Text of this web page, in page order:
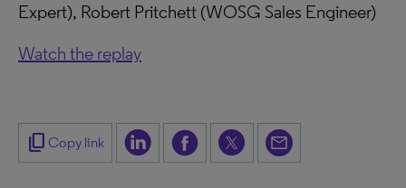
Expert), Robert Pritchett (WOSG Sales Engineer)
Watch the replay
content_copy Copy link